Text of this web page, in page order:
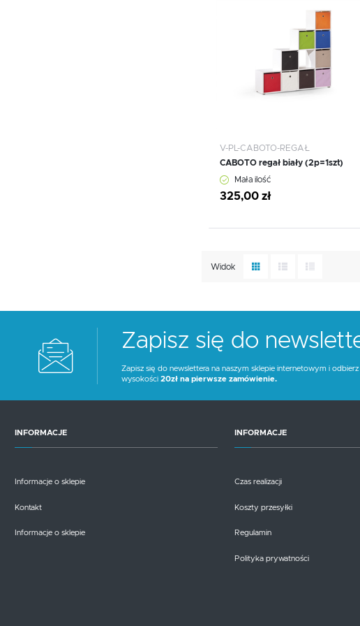
V-PL-CABOTO-REGAŁ
CABOTO regał biały (2p=1szt)
Mała ilość
325,00 zł
Widok
Zapisz się do
Zapisz się do newslettera na naszym sklepie internetowym i
wysokości20zł na pierwsze zamówienie.
INFORMACJE
Informacje o sklepie
Kontakt
Informacje o sklepie
INFORMACJE
Czas realizacji
Koszty przesyłki
Regulamin
Polityka prywatności
treści w